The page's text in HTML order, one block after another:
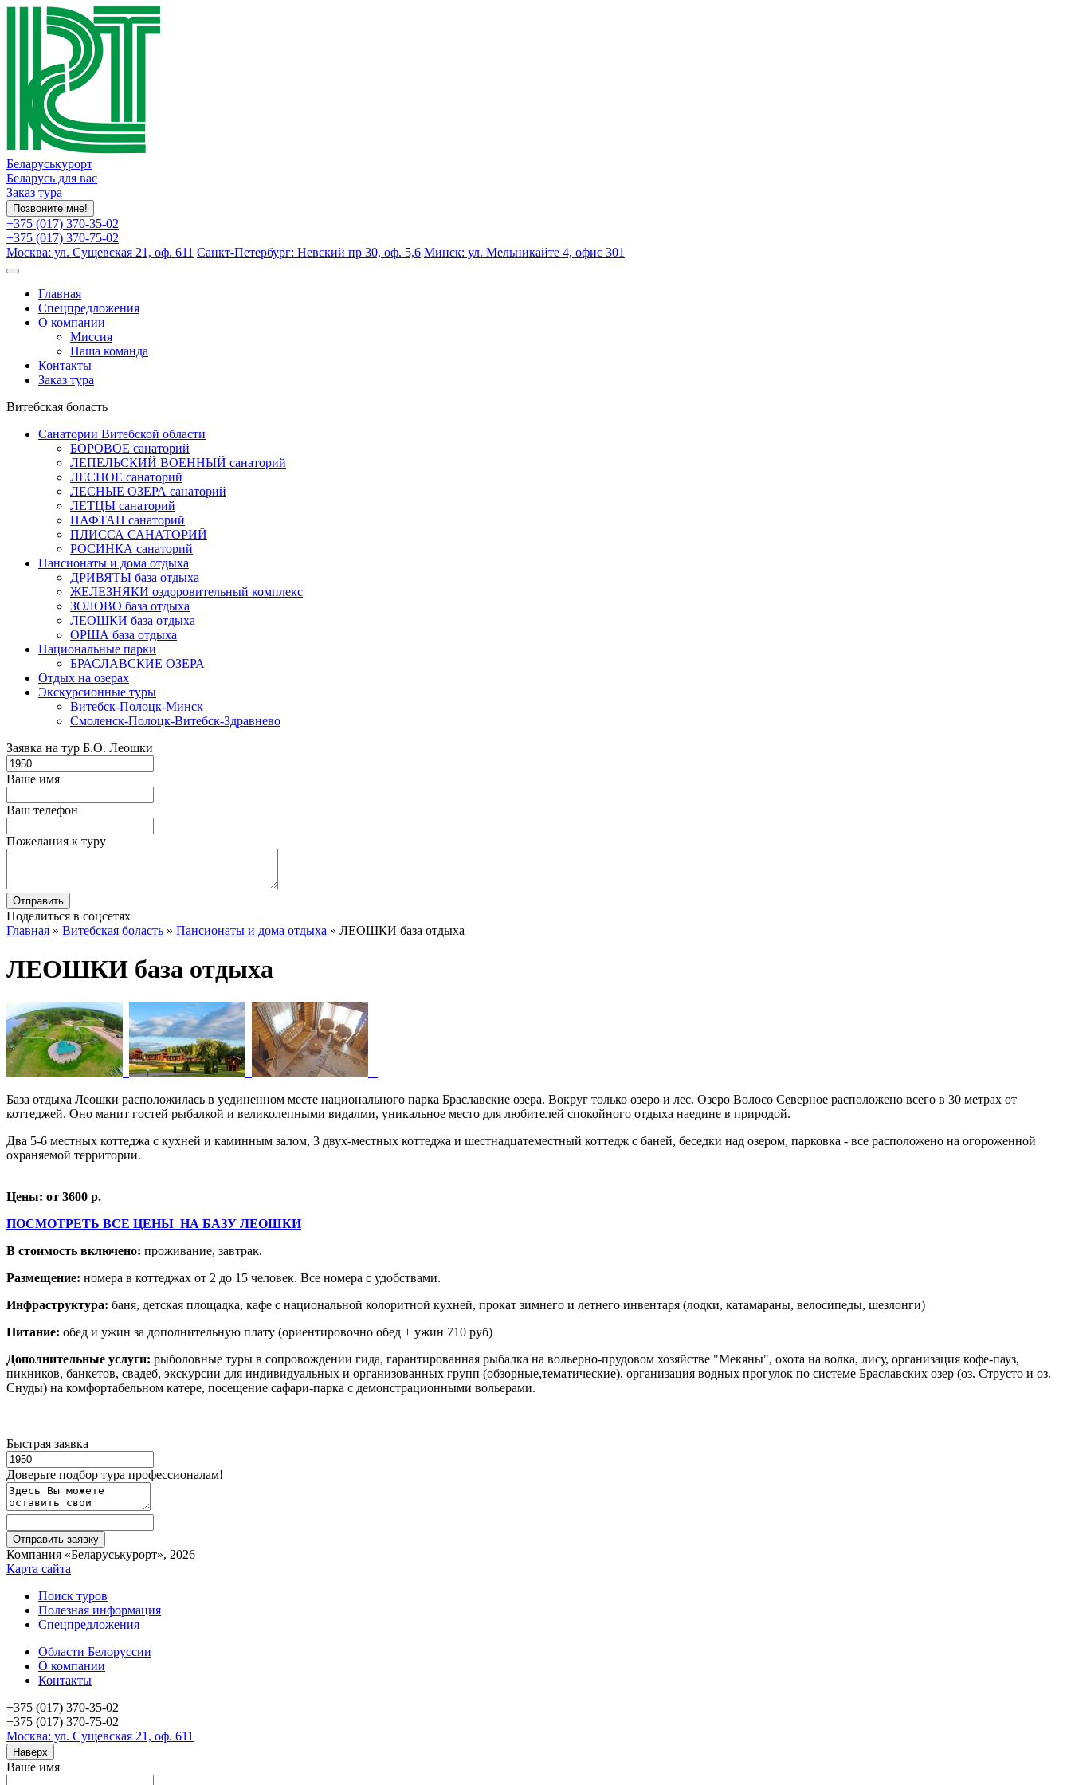
Беларуськурорт
Беларусь для вас
Заказ тура
Позвоните мне!
+375 (017) 370-35-02
+375 (017) 370-75-02
Москва: ул. Сущевская 21, оф. 611 Санкт-Петербург: Невский пр 30, оф. 5,6 Минск: ул. Мельникайте 4, офис 301
Главная
Спецпредложения
О компании
Миссия
Наша команда
Контакты
Заказ тура
Витебская боласть
Санатории Витебской области
БОРОВОЕ санаторий
ЛЕПЕЛЬСКИЙ ВОЕННЫЙ санаторий
ЛЕСНОЕ санаторий
ЛЕСНЫЕ ОЗЕРА санаторий
ЛЕТЦЫ санаторий
НАФТАН санаторий
ПЛИССА САНАТОРИЙ
РОСИНКА санаторий
Пансионаты и дома отдыха
ДРИВЯТЫ база отдыха
ЖЕЛЕЗНЯКИ оздоровительный комплекс
ЗОЛОВО база отдыха
ЛЕОШКИ база отдыха
ОРША база отдыха
Национальные парки
БРАСЛАВСКИЕ ОЗЕРА
Отдых на озерах
Экскурсионные туры
Витебск-Полоцк-Минск
Смоленск-Полоцк-Витебск-Здравнево
Заявка на тур Б.О. Леошки
Ваше имя
Ваш телефон
Пожелания к туру
Поделиться в соцсетях
Главная » Витебская боласть » Пансионаты и дома отдыха » ЛЕОШКИ база отдыха
ЛЕОШКИ база отдыха
База отдыха Леошки расположилась в уединенном месте национального парка Браславские озера. Вокруг только озеро и лес. Озеро Волосо Северное расположено всего в 30 метрах от
коттеджей. Оно манит гостей рыбалкой и великолепными видалми, уникальное место для любителей спокойного отдыха наедине в природой.
Два 5-6 местных коттеджа с кухней и каминным залом, 3 двух-местных коттеджа и шестнадцатеместный коттедж с баней, беседки над озером, парковка - все расположено на огороженной
охраняемой территории.
Цены: от 3600 р.
ПОСМОТРЕТЬ ВСЕ ЦЕНЫ НА БАЗУ ЛЕОШКИ
В стоимость включено: проживание, завтрак.
Размещение: номера в коттеджах от 2 до 15 человек. Все номера с удобствами.
Инфраструктура: баня, детская площадка, кафе с национальной колоритной кухней, прокат зимнего и летнего инвентаря (лодки, катамараны, велосипеды, шезлонги)
Питание: обед и ужин за дополнительную плату (ориентировочно обед + ужин 710 руб)
Дополнительные услуги: рыболовные туры в сопровождении гида, гарантированная рыбалка на вольерно-прудовом хозяйстве "Мекяны", охота на волка, лису, организация кофе-пауз,
пикников, банкетов, свадеб, экскурсии для индивидуальных и организованных групп (обзорные,тематические), организация водных прогулок по системе Браславских озер (оз. Струсто и оз.
Снуды) на комфортабельном катере, посещение сафари-парка с демонстрационными вольерами.
Быстрая заявка
Доверьте подбор тура профессионалам!
Компания «Беларуськурорт», 2026
Карта сайта
Поиск туров
Полезная информация
Спецпредложения
Области Белоруссии
О компании
Контакты
+375 (017) 370-35-02
+375 (017) 370-75-02
Москва: ул. Сущевская 21, оф. 611
Наверх
Ваше имя